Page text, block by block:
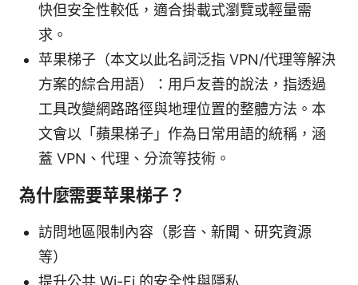
快但安全性較低，適合掛載式瀏覽或輕量需
求。
苹果梯子（本文以此名詞泛指 VPN/代理等解決
方案的綜合用語）：用戶友善的說法，指透過
工具改變網路路徑與地理位置的整體方法。本
文會以「蘋果梯子」作為日常用語的統稱，涵
蓋 VPN、代理、分流等技術。
為什麼需要苹果梯子？
訪問地區限制內容（影音、新聞、研究資源
等）